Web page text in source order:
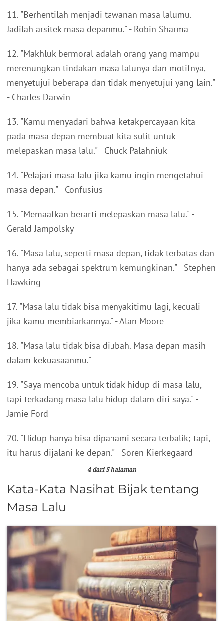
11. "Berhentilah menjadi tawanan masa lalumu.
Jadilah arsitek masa depanmu." - Robin Sharma
12. "Makhluk bermoral adalah orang yang mampu
merenungkan tindakan masa lalunya dan motifnya,
menyetujui beberapa dan tidak menyetujui yang lain."
- Charles Darwin
13. "Kamu menyadari bahwa ketakpercayaan kita
pada masa depan membuat kita sulit untuk
melepaskan masa lalu." - Chuck Palahniuk
14. "Pelajari masa lalu jika kamu ingin mengetahui
masa depan." - Confusius
15. "Memaafkan berarti melepaskan masa lalu." -
Gerald Jampolsky
16. "Masa lalu, seperti masa depan, tidak terbatas dan
hanya ada sebagai spektrum kemungkinan." - Stephen
Hawking
17. "Masa lalu tidak bisa menyakitimu lagi, kecuali
jika kamu membiarkannya." - Alan Moore
18. "Masa lalu tidak bisa diubah. Masa depan masih
dalam kekuasaanmu."
19. "Saya mencoba untuk tidak hidup di masa lalu,
tapi terkadang masa lalu hidup dalam diri saya." -
Jamie Ford
20. "Hidup hanya bisa dipahami secara terbalik; tapi,
itu harus dijalani ke depan." - Soren Kierkegaard
4 dari 5 halaman
Kata-Kata Nasihat Bijak tentang
Masa Lalu